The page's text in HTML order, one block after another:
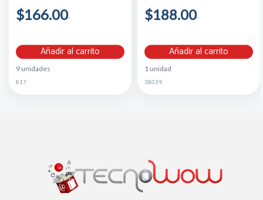
$166.00
Añadir al carrito
9 unidades
817
$188.00
Añadir al carrito
1 unidad
38039